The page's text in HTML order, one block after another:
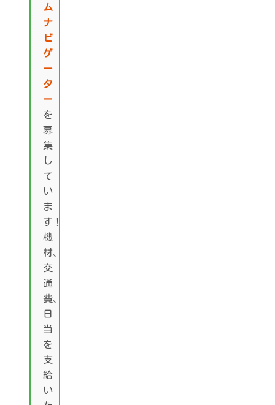
ム
ナ
ビ
ゲ
ー
タ
ー
を
募
集
し
て
い
ま
す！
機
材、
交
通
費、
日
当
を
支
給
い